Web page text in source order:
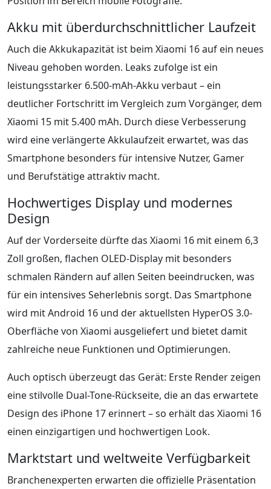
Akku mit überdurchschnittlicher Laufzeit
Auch die Akkukapazität ist beim Xiaomi 16 auf ein neues
Niveau gehoben worden. Leaks zufolge ist ein
leistungsstarker 6.500-mAh-Akku verbaut – ein
deutlicher Fortschritt im Vergleich zum Vorgänger, dem
Xiaomi 15 mit 5.400 mAh. Durch diese Verbesserung
wird eine verlängerte Akkulaufzeit erwartet, was das
Smartphone besonders für intensive Nutzer, Gamer
und Berufstätige attraktiv macht.
Hochwertiges Display und modernes
Design
Auf der Vorderseite dürfte das Xiaomi 16 mit einem 6,3
Zoll großen, flachen OLED-Display mit besonders
schmalen Rändern auf allen Seiten beeindrucken, was
für ein intensives Seherlebnis sorgt. Das Smartphone
wird mit Android 16 und der aktuellsten HyperOS 3.0-
Oberfläche von Xiaomi ausgeliefert und bietet damit
zahlreiche neue Funktionen und Optimierungen.
Auch optisch überzeugt das Gerät: Erste Render zeigen
eine stilvolle Dual-Tone-Rückseite, die an das erwartete
Design des iPhone 17 erinnert – so erhält das Xiaomi 16
einen einzigartigen und hochwertigen Look.
Marktstart und weltweite Verfügbarkeit
Branchenexperten erwarten die offizielle Präsentation